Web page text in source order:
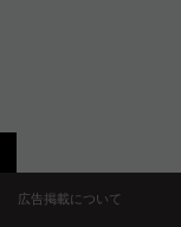
広告掲載について